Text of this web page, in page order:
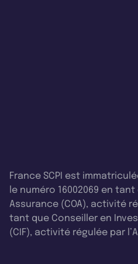
France SCPI est
le numéro 16002069 en
Assurance (COA), activité
tant que Conseiller en
(CIF), activité régulée par